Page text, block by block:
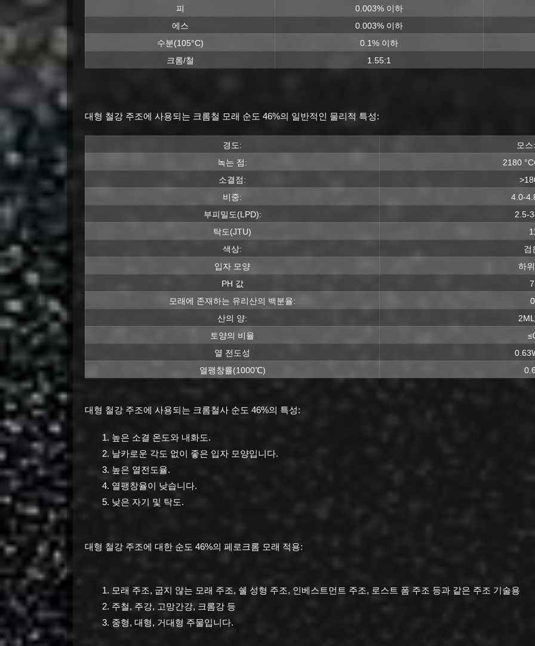
피
0.003% 이하
에스
0.003% 이하
수분(105°C)
0.1% 이하
크롬/철
1.55:1
대형 철강 주조에 사용되는 크롬철 모래 순도 46%의 일반적인 물리적 특성:
경도:
모
녹는 점:
2180
소결점:
비중:
4.0-
부피밀도(LPD):
2.5-
탁도(JTU)
색상:
검
입자 모양
하
PH 값
모래에 존재하는 유리산의 백분율:
산의 양:
토양의 비율
열 전도성
열팽창률(1000℃)
대형 철강 주조에 사용되는 크롬철사 순도 46%의 특성:
높은 소결 온도와 내화도.
날카로운 각도 없이 좋은 입자 모양입니다.
높은 열전도율.
열팽창율이 낮습니다.
낮은 자기 및 탁도.
대형 철강 주조에 대한 순도 46%의 페로크롬 모래 적용:
모래 주조, 굽지 않는 모래 주조, 쉘 성형 주조, 인베스트먼트 주조, 로스트 폼 주조 등과 같은 주조 기술용
주철, 주강, 고망간강, 크롬강 등
중형, 대형, 거대형 주물입니다.